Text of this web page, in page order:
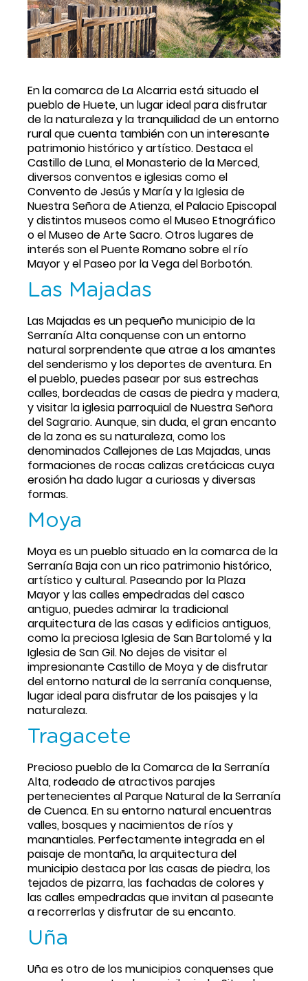
En la comarca de La Alcarria está situado el
pueblo de Huete, un lugar ideal para disfrutar
de la naturaleza y la tranquilidad de un entorno
rural que cuenta también con un interesante
patrimonio histórico y artístico. Destaca el
Castillo de Luna, el Monasterio de la Merced,
diversos conventos e iglesias como el
Convento de Jesús y María y la Iglesia de
Nuestra Señora de Atienza, el Palacio Episcopal
y distintos museos como el Museo Etnográfico
o el Museo de Arte Sacro. Otros lugares de
interés son el Puente Romano sobre el río
Mayor y el Paseo por la Vega del Borbotón.
Las Majadas
Las Majadas es un pequeño municipio de la
Serranía Alta conquense con un entorno
natural sorprendente que atrae a los amantes
del senderismo y los deportes de aventura. En
el pueblo, puedes pasear por sus estrechas
calles, bordeadas de casas de piedra y madera,
y visitar la iglesia parroquial de Nuestra Señora
del Sagrario. Aunque, sin duda, el gran encanto
de la zona es su naturaleza, como los
denominados Callejones de Las Majadas, unas
formaciones de rocas calizas cretácicas cuya
erosión ha dado lugar a curiosas y diversas
formas.
Moya
Moya es un pueblo situado en la comarca de la
Serranía Baja con un rico patrimonio histórico,
artístico y cultural. Paseando por la Plaza
Mayor y las calles empedradas del casco
antiguo, puedes admirar la tradicional
arquitectura de las casas y edificios antiguos,
como la preciosa Iglesia de San Bartolomé y la
Iglesia de San Gil. No dejes de visitar el
impresionante Castillo de Moya y de disfrutar
del entorno natural de la serranía conquense,
lugar ideal para disfrutar de los paisajes y la
naturaleza.
Tragacete
Precioso pueblo de la Comarca de la Serranía
Alta, rodeado de atractivos parajes
pertenecientes al Parque Natural de la Serranía
de Cuenca. En su entorno natural encuentras
valles, bosques y nacimientos de ríos y
manantiales. Perfectamente integrada en el
paisaje de montaña, la arquitectura del
municipio destaca por las casas de piedra, los
tejados de pizarra, las fachadas de colores y
las calles empedradas que invitan al paseante
a recorrerlas y disfrutar de su encanto.
Uña
Uña es otro de los municipios conquenses que